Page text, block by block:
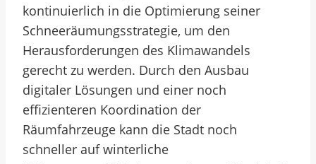
kontinuierlich in die Optimierung seiner
Schneeräumungsstrategie, um den
Herausforderungen des Klimawandels
gerecht zu werden. Durch den Ausbau
digitaler Lösungen und einer noch
effizienteren Koordination der
Räumfahrzeuge kann die Stadt noch
schneller auf winterliche